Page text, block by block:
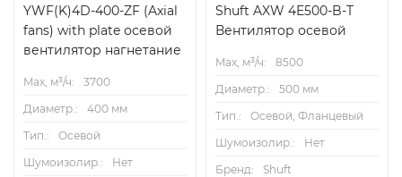
YWF(K)4D-400-ZF (Axial
fans) with plate осевой
вентилятор нагнетание
Max, м³/ч:
3700
Диаметр.:
400 мм
Тип.:
Осевой
Шумоизолир.:
Нет
Shuft AXW 4E500-B-T
Вентилятор осевой
Max, м³/ч:
8500
Диаметр.:
500 мм
Тип.:
Осевой, Фланцевый
Шумоизолир.:
Нет
Бренд:
Shuft